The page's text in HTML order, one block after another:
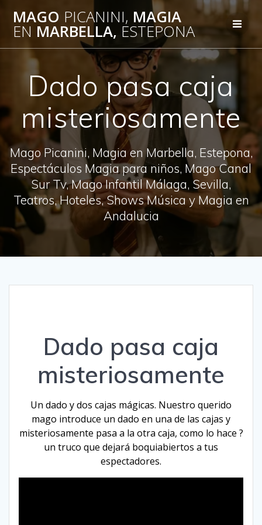
Saltar
al
contenido
MAGO PICANINI, MAGIA
EN MARBELLA, ESTEPONA
Dado pasa caja
misteriosamente
Mago Picanini, Magia en Marbella, Estepona,
Espectáculos Magia para niños, Mago Canal
Sur Tv, Mago Infantil Málaga, Sevilla,
Teatros, Hoteles, Shows Música y Magia en
Andalucia
Dado pasa caja
misteriosamente
Un dado y dos cajas mágicas. Nuestro querido
mago introduce un dado en una de las cajas y
misteriosamente pasa a la otra caja, como lo hace ?
un truco que dejará boquiabiertos a tus
espectadores.